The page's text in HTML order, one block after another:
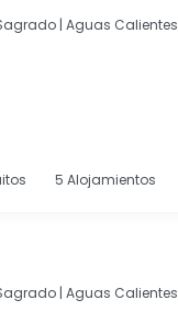
| Aguas Calientes
5 Alojamientos
| Aguas Calientes